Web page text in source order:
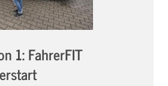
1: FahrerFIT